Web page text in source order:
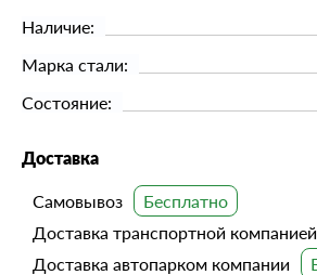
Наличие:
Марка стали:
Состояние:
Доставка
Самовывоз
Доставка транспортной компанией
Доставка автопарком компании